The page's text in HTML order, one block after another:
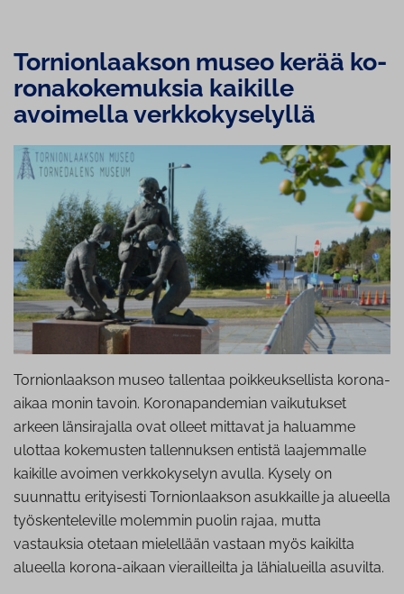
Tor­nion­laak­son museo kerää ko­
ro­na­ko­ke­muk­sia kaikille
avoimella verk­ko­ky­se­lyl­lä
Tornionlaakson museo tallentaa poikkeuksellista korona-
aikaa monin tavoin. Koronapandemian vaikutukset
arkeen länsirajalla ovat olleet mittavat ja haluamme
ulottaa kokemusten tallennuksen entistä laajemmalle
kaikille avoimen verkkokyselyn avulla. Kysely on
suunnattu erityisesti Tornionlaakson asukkaille ja alueella
työskenteleville molemmin puolin rajaa, mutta
vastauksia otetaan mielellään vastaan myös kaikilta
alueella korona-aikaan vierailleilta ja lähialueilla asuvilta.